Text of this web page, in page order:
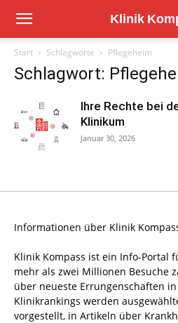
Start Schlagworte Pflegeheim
Schlagwort:
Ihre Rechte bei
Klinikum
Januar 30, 2026
Informationen über Klinik
Klinik Kompass ist ein Info-Portal
mehr als zwei Millionen Besuche
über neueste Errungenschaften
Klinikrankings werden
vorgestellt, in Artikeln über